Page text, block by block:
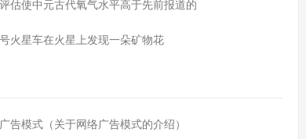
估使中元古代氧气水平高于先前报道的
火星车在火星上发现一朵矿物花
告模式（关于网络广告模式的介绍）